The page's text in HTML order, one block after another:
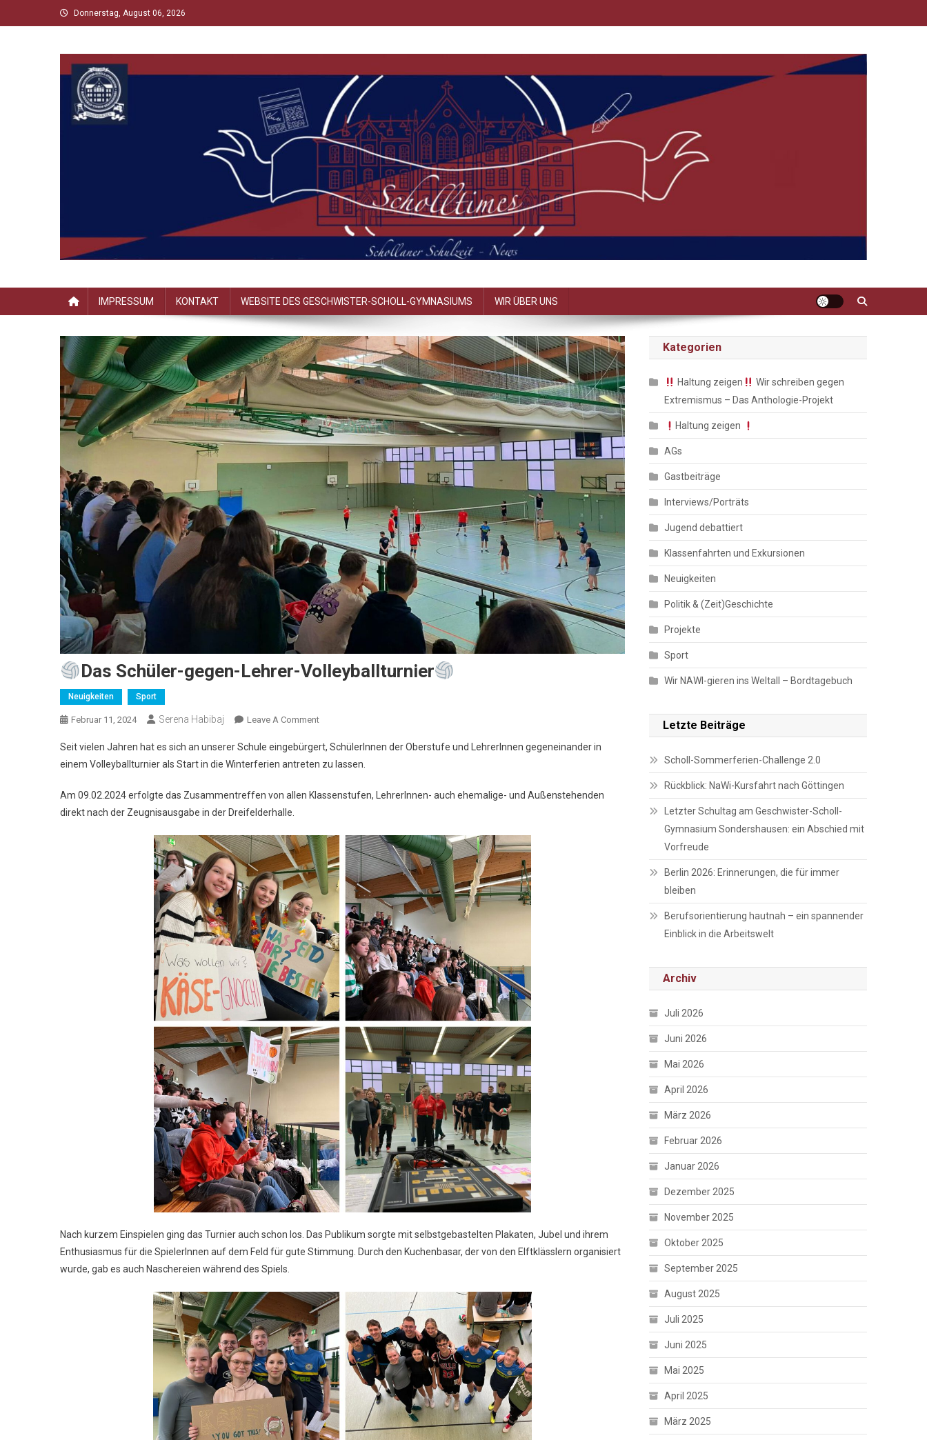
to
Donnerstag, August 06, 2026
IMPRESSUM KONTAKT WEBSITE DES GESCHWISTER-SCHOLL-GYMNASIUMS WIR ÜBER UNS
Das Schüler-gegen-Lehrer-Volleyballturnier
Neuigkeiten Sport
Februar 11, 2024 Serena Habibaj Leave A CommentOn
Das
Schüler-
Lehrer-
Seit vielen Jahren hat es sich an unserer Schule eingebürgert, SchülerInnen der Oberstufe und LehrerInnen gegeneinander in
einem Volleyballturnier als Start in die Winterferien antreten zu lassen.
Am 09.02.2024 erfolgte das Zusammentreffen von allen Klassenstufen, LehrerInnen- auch ehemalige- und Außenstehenden
direkt nach der Zeugnisausgabe in der Dreifelderhalle.
Nach kurzem Einspielen ging das Turnier auch schon los. Das Publikum sorgte mit selbstgebastelten Plakaten, Jubel und ihrem
Enthusiasmus für die SpielerInnen auf dem Feld für gute Stimmung. Durch den Kuchenbasar, der von den Elftklässlern organisiert
wurde, gab es auch Naschereien während des Spiels.
Kategorien
Haltung zeigen
Wir schreiben gegen
Extremismus – Das Anthologie-Projekt
Haltung zeigen
AGs
Gastbeiträge
Interviews/Porträts
Jugend debattiert
Klassenfahrten und Exkursionen
Neuigkeiten
Politik & (Zeit)Geschichte
Projekte
Sport
Wir NAWI-gieren ins Weltall – Bordtagebuch
Letzte Beiträge
Scholl-Sommerferien-Challenge 2.0
Rückblick: NaWi-Kursfahrt nach Göttingen
Letzter Schultag am Geschwister-Scholl-
Gymnasium Sondershausen: ein Abschied mit
Vorfreude
Berlin 2026: Erinnerungen, die für immer
bleiben
Berufsorientierung hautnah – ein spannender
Einblick in die Arbeitswelt
Archiv
Juli 2026
Juni 2026
Mai 2026
April 2026
März 2026
Februar 2026
Januar 2026
Dezember 2025
November 2025
Oktober 2025
September 2025
August 2025
Juli 2025
Juni 2025
Mai 2025
April 2025
März 2025